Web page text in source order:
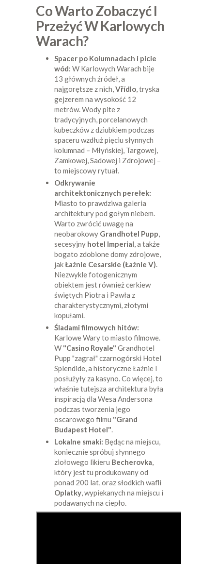
Co Warto Zobaczyć I
Przeżyć W Karlowych
Warach?
Spacer po Kolumnadach i picie
wód: W Karlowych Warach bije
13 głównych źródeł, a
najgorętsze z nich,Vřídlo, tryska
gejzerem na wysokość 12
metrów. Wody pite z
tradycyjnych, porcelanowych
kubeczków z dziubkiem podczas
spaceru wzdłuż pięciu słynnych
kolumnad – Młyńskiej, Targowej,
Zamkowej, Sadowej i Zdrojowej –
to miejscowy rytuał.
Odkrywanie
architektonicznych perełek:
Miasto to prawdziwa galeria
architektury pod gołym niebem.
Warto zwrócić uwagę na
neobarokowy Grandhotel Pupp,
secesyjny hotel Imperial, a także
bogato zdobione domy zdrojowe,
jakŁaźnie Cesarskie (Łaźnie V).
Niezwykle fotogenicznym
obiektem jest również cerkiew
świętych Piotra i Pawła z
charakterystycznymi, złotymi
kopułami.
Śladami filmowych hitów:
Karlowe Wary to miasto filmowe.
W "Casino Royale" Grandhotel
Pupp "zagrał" czarnogórski Hotel
Splendide, a historyczne Łaźnie I
posłużyły za kasyno. Co więcej, to
właśnie tutejsza architektura była
inspiracją dla Wesa Andersona
podczas tworzenia jego
oscarowego filmu "Grand
Budapest Hotel".
Lokalne smaki: Będąc na miejscu,
koniecznie spróbuj słynnego
ziołowego likieru Becherovka,
który jest tu produkowany od
ponad 200 lat, oraz słodkich wafli
Oplatky, wypiekanych na miejscu i
podawanych na ciepło.